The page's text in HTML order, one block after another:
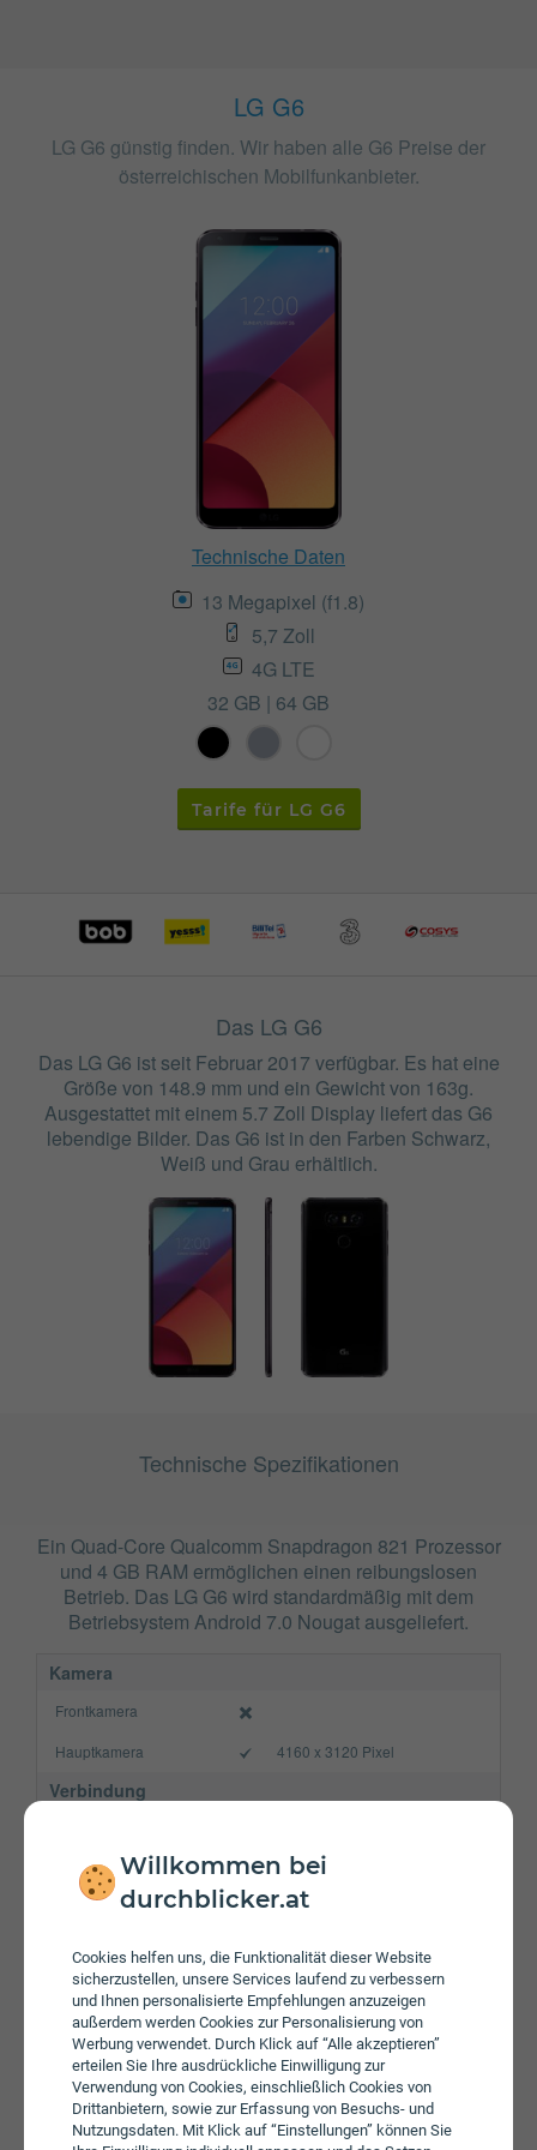
Willkommen bei
durchblicker.at
Cookies helfen uns, die Funktionalität dieser Website
sicherzustellen, unsere Services laufend zu verbessern
und Ihnen personalisierte Empfehlungen anzuzeigen
außerdem werden Cookies zur Personalisierung von
Werbung verwendet. Durch Klick auf “Alle akzeptieren”
erteilen Sie Ihre ausdrückliche Einwilligung zur
Verwendung von Cookies, einschließlich Cookies von
Drittanbietern, sowie zur Erfassung von Besuchs- und
Nutzungsdaten. Mit Klick auf “Einstellungen” können Sie
LG G6
LG G6 günstig finden. Wir haben alle G6 Preise der
österreichischen Mobilfunkanbieter.
Technische Daten
13 Megapixel (f1.8)
5,7 Zoll
4G LTE
32 GB | 64 GB
Tarife für LG G6
Das LG G6
Das LG G6 ist seit Februar 2017 verfügbar. Es hat eine
Größe von 148.9 mm und ein Gewicht von 163g.
Ausgestattet mit einem 5.7 Zoll Display liefert das G6
lebendige Bilder. Das G6 ist in den Farben Schwarz,
Weiß und Grau erhältlich.
Technische Spezifikationen
Ein Quad-Core Qualcomm Snapdragon 821 Prozessor
und 4 GB RAM ermöglichen einen reibungslosen
Betrieb. Das LG G6 wird standardmäßig mit dem
Betriebsystem Android 7.0 Nougat ausgeliefert.
Kamera
Frontkamera
Hauptkamera
4160 x 3120 Pixel
Verbindung
NFC
Gerät
Akku
3300 mAh
Speicherkarte
max. 256 GB
Betriebssystem
Android 7.0 Nougat
Prozessor
Quad-Core